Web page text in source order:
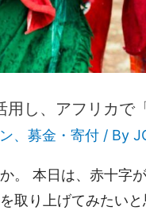
し、アフリカで
、 募金・寄付 / By
。 本日は、赤十字
取り上げてみたい